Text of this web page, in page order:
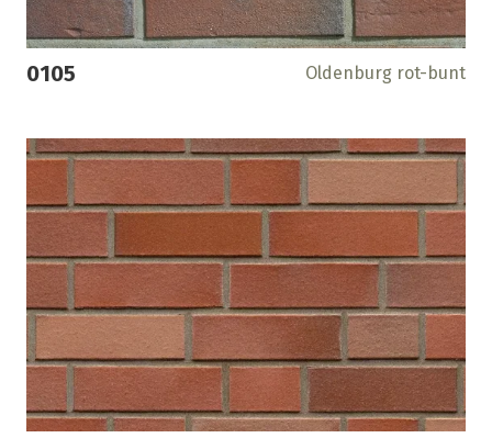
0105 Oldenburg rot-bunt